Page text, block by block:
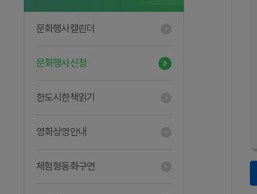
문화행사캘린더
문화행사신청
한도시한책읽기
영화상영안내
체험형동화구연